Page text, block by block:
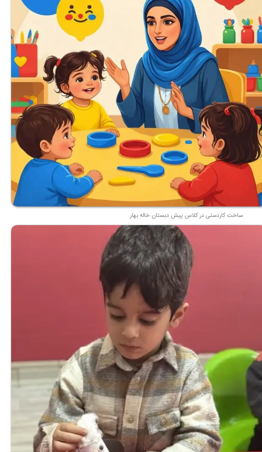
★★
ساخت کاردستی در کلاس پیش دبستان خاله بهار